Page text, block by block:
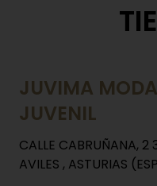
JUVIMA
JUVENIL
CALLE CABRUÑANA, 2
AVILES , ASTURIAS